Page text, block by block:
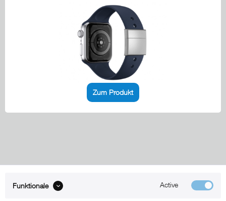
Zum Produkt
Funktionale Active